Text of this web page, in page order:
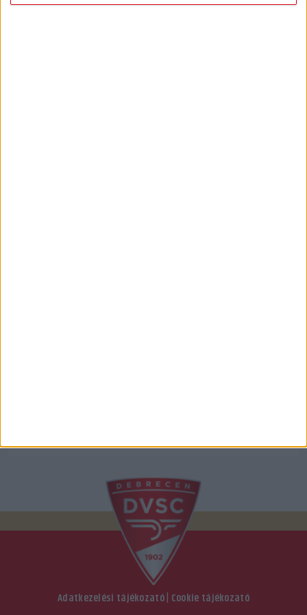
Adatkezelési tájékozató| Cookie tájékozató